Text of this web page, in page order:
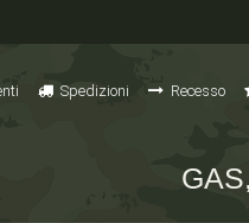
Spedizioni Recesso